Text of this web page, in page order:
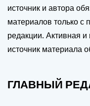
источник и автора
материалов только с
редакции. Активная
источник материала
ГЛАВНЫЙ